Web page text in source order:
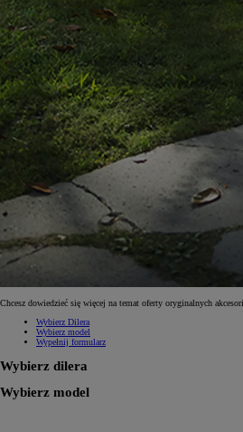
Od81 900 zł
Yaris Cross
HYBRID
Chcesz dowiedzieć się więcej na temat oferty oryginalnych
Wybierz Dilera
Wybierz model
Wypełnij formularz
Wybierz dilera
Wybierz model